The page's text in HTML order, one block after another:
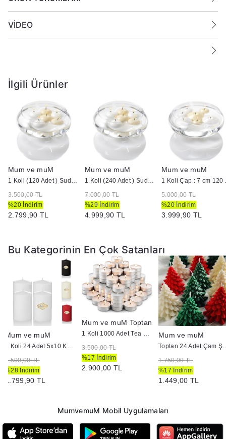
VİDEO
İlgili Ürünler
Mum ve muM
1 Koli (120 Adet ) Suda Yüzen Mum
3.500,00 TL
%20 İndirim
2.799,90 TL
Mum ve muM
1 Koli (240 Adet ) Suda Yüzen Mum
7.000,00 TL
%29 İndirim
4.999,90 TL
Mum ve muM
1 Koli
5.000,00 TL
%20 İndirim
3.999,90 TL
Bu Kategorinin En Çok Satanları
Mum ve muM
1 Koli 24 Adet 5x10 Kütük Mum
2.500,00 TL
%28 İndirim
1.799,90 TL
Mum ve muM Toptan
1 Koli 1000 Adet Tea Light Mum 3+ Saat Yanma
3.500,00 TL
%17 İndirim
2.900,00 TL
Mum ve muM
Toptan 24 Adet
1.750,00 TL
%17 İndirim
1.449,00 TL
MumvemuM Mobil Uygulamaları